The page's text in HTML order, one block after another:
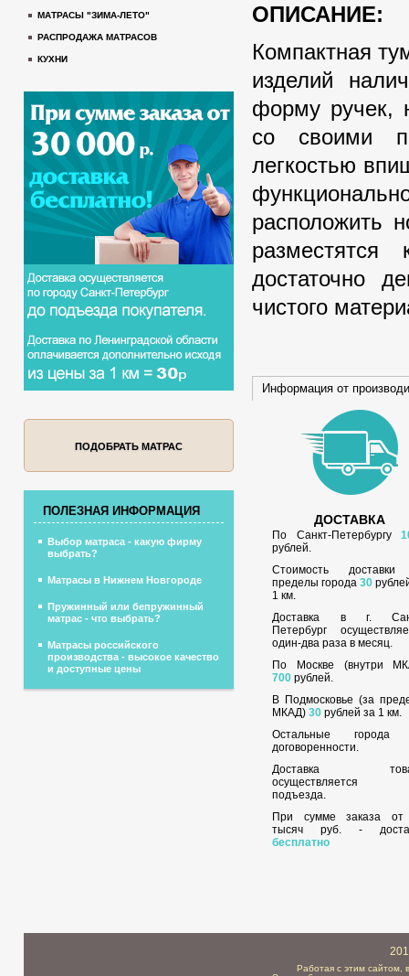
ОПИСАНИЕ:
Компактная
изделий
форму ручек,
со своими
легкостью
расположить
достаточно
чистого
Информация от
ДОСТАВКА
По Санкт-Петербургу
рублей.
Стоимость
пределы города30
1 км.
Доставка в г.
Петербург
один-два раза в месяц.
По Москве (внутри
700 рублей.
В Подмосковье (за
МКАД)30 рублей за 1 км.
Остальные города
договоренности.
Доставка
осуществляется
подъезда.
При сумме заказа
тысяч руб. -
бесплатно
МАТРАСЫ "ЗИМА-ЛЕТО"
РАСПРОДАЖА МАТРАСОВ
КУХНИ
ПОДОБРАТЬ МАТРАС
ПОЛЕЗНАЯ ИНФОРМАЦИЯ
Выбор матраса - какую фирму
выбрать?
Матрасы в Нижнем Новгороде
Пружинный или бепружинный
матрас - что выбрать?
Матрасы российского
производства - высокое качество
и доступные цены
Работая с этим сайтом,